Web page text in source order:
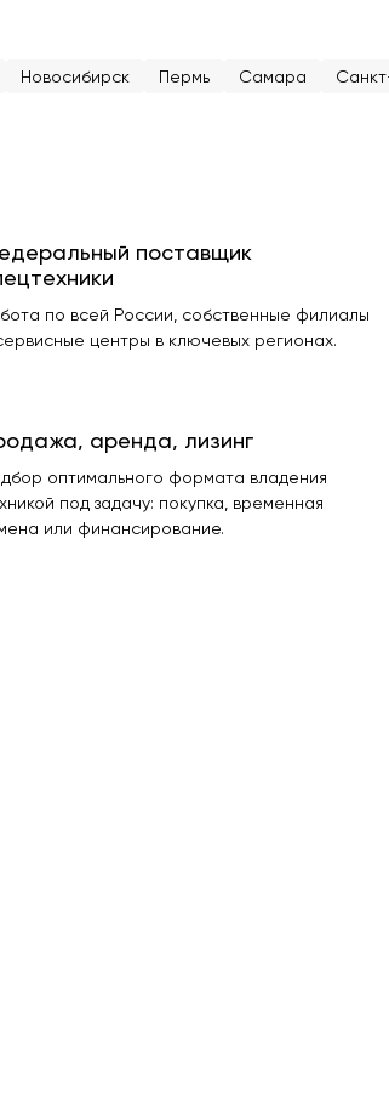
Новосибирск Пермь Самара
поставщик
по всей России, собственные филиалы
центры в ключевых регионах.
аренда, лизинг
оптимального формата владения
под задачу: покупка, временная
или финансирование.